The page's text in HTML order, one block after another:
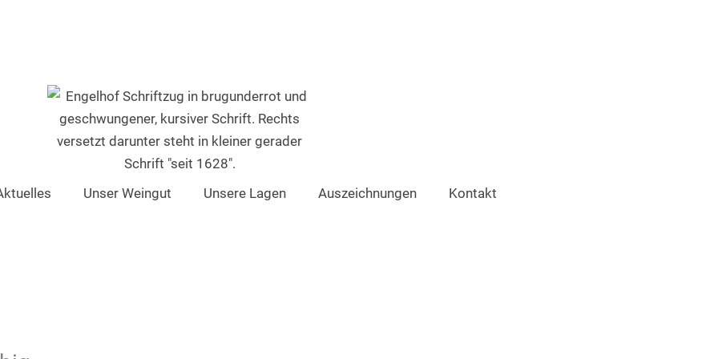
Unser Weingut Unsere Lagen Auszeichnungen Kontakt